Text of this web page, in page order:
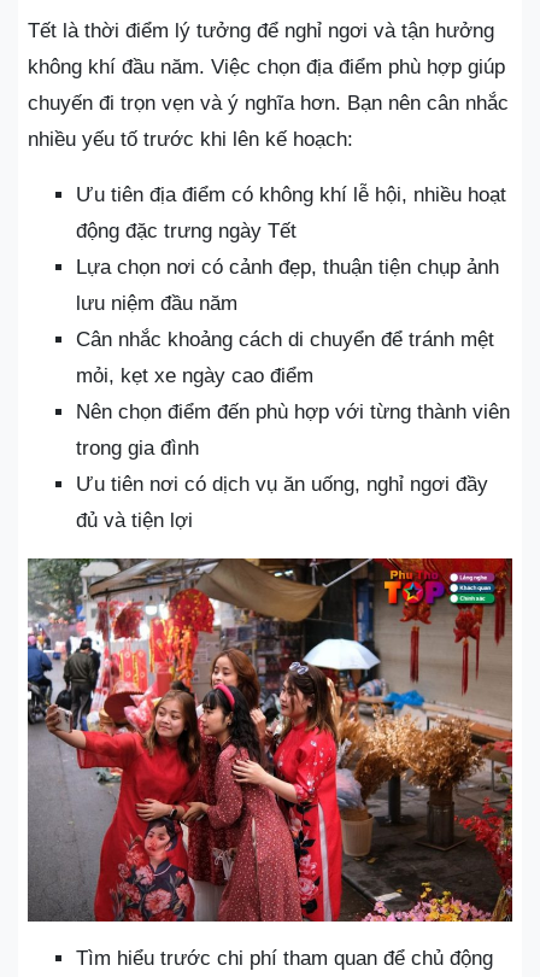
Tết là thời điểm lý tưởng để nghỉ ngơi và tận hưởng
không khí đầu năm. Việc chọn địa điểm phù hợp giúp
chuyến đi trọn vẹn và ý nghĩa hơn. Bạn nên cân nhắc
nhiều yếu tố trước khi lên kế hoạch:
Ưu tiên địa điểm có không khí lễ hội, nhiều hoạt
động đặc trưng ngày Tết
Lựa chọn nơi có cảnh đẹp, thuận tiện chụp ảnh
lưu niệm đầu năm
Cân nhắc khoảng cách di chuyển để tránh mệt
mỏi, kẹt xe ngày cao điểm
Nên chọn điểm đến phù hợp với từng thành viên
trong gia đình
Ưu tiên nơi có dịch vụ ăn uống, nghỉ ngơi đầy
đủ và tiện lợi
Tìm hiểu trước chi phí tham quan để chủ động